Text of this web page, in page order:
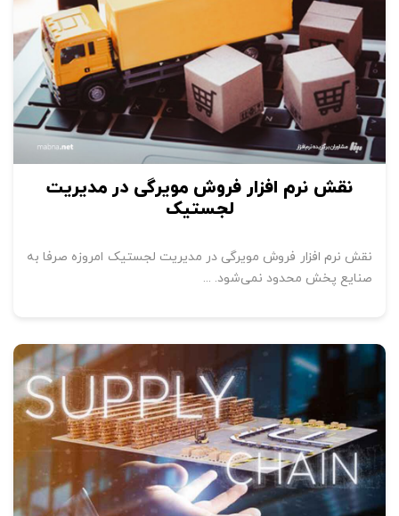
نقش نرم افزار فروش مویرگی در مدیریت
لجستیک
نقش نرم افزار فروش مویرگی در مدیریت لجستیک امروزه صرفا به
صنایع پخش محدود نمی‌شود. ...